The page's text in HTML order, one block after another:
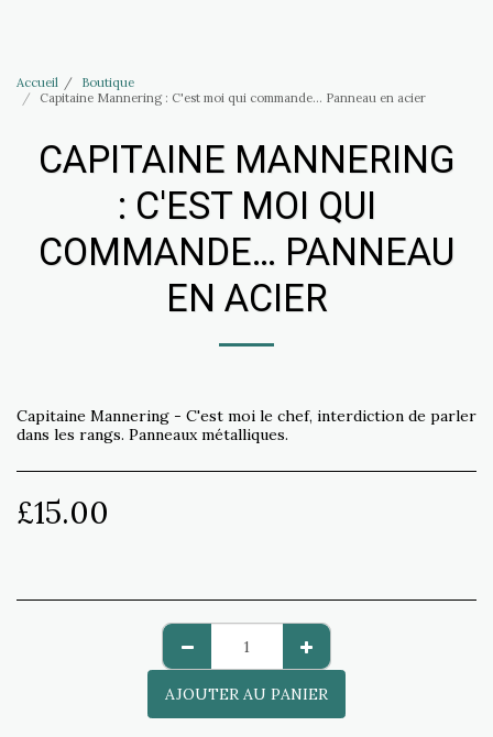
Accueil
Boutique
Capitaine Mannering : C'est moi qui commande… Panneau en acier
CAPITAINE MANNERING
: C'EST MOI QUI
COMMANDE… PANNEAU
EN ACIER
Capitaine Mannering - C'est moi le chef, interdiction de parler
dans les rangs. Panneaux métalliques.
£15.00
AJOUTER AU PANIER